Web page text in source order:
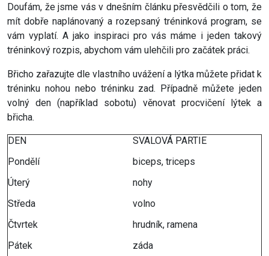
Doufám, že jsme vás v dnešním článku přesvědčili o tom, že
mít dobře naplánovaný a rozepsaný tréninková program, se
vám vyplatí. A jako inspiraci pro vás máme i jeden takový
tréninkový rozpis, abychom vám ulehčili pro začátek práci.
Břicho zařazujte dle vlastního uvážení a lýtka můžete přidat k
tréninku nohou nebo tréninku zad. Případně můžete jeden
volný den (například sobotu) věnovat procvičení lýtek a
břicha.
DEN
SVALOVÁ PARTIE
Pondělí
biceps, triceps
Úterý
nohy
Středa
volno
Čtvrtek
hrudník, ramena
Pátek
záda